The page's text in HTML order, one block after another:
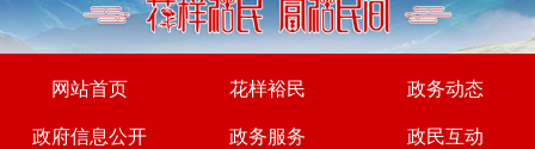
网站首页 花样裕民 政务动态
政府信息公开 政务服务 政民互动